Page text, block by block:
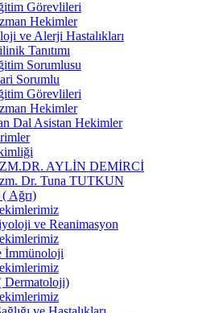
Görevlileri
Hekimler
ve Alerji Hastalıkları
Tanıtımı
Sorumlusu
Sorumlu
Görevlileri
Hekimler
Dal Asistan Hekimler
AYLİN DEMİRCİ
Dr. Tuna TUTKUN
Ağrı)
ve Reanimasyon
İmmünoloji
Dermatoloji)